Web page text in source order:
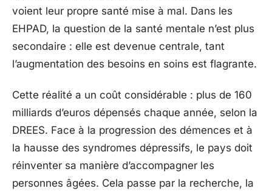
voient leur propre santé mise à mal. Dans les
EHPAD, la question de la santé mentale n’est plus
secondaire : elle est devenue centrale, tant
l’augmentation des besoins en soins est flagrante.
Cette réalité a un coût considérable : plus de 160
milliards d’euros dépensés chaque année, selon la
DREES. Face à la progression des démences et à
la hausse des syndromes dépressifs, le pays doit
réinventer sa manière d’accompagner les
personnes âgées. Cela passe par la recherche, la